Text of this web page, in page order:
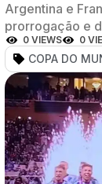
Argentina e
prorrogação e
0 VIEWS 0
COPA DO